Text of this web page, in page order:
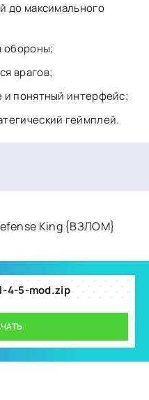
до максимального
обороны;
врагов;
и понятный интерфейс;
геймплей.
King {ВЗЛОМ}
4-5-mod.zip